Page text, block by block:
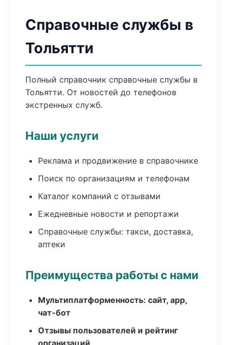
Справочные службы в
Тольятти
Полный справочник справочные службы в
Тольятти. От новостей до телефонов
экстренных служб.
Наши услуги
Реклама и продвижение в справочнике
Поиск по организациям и телефонам
Каталог компаний с отзывами
Ежедневные новости и репортажи
Справочные службы: такси, доставка,
аптеки
Преимущества работы с нами
Мультиплатформенность: сайт, app,
чат-бот
Отзывы пользователей и рейтинг
организаций